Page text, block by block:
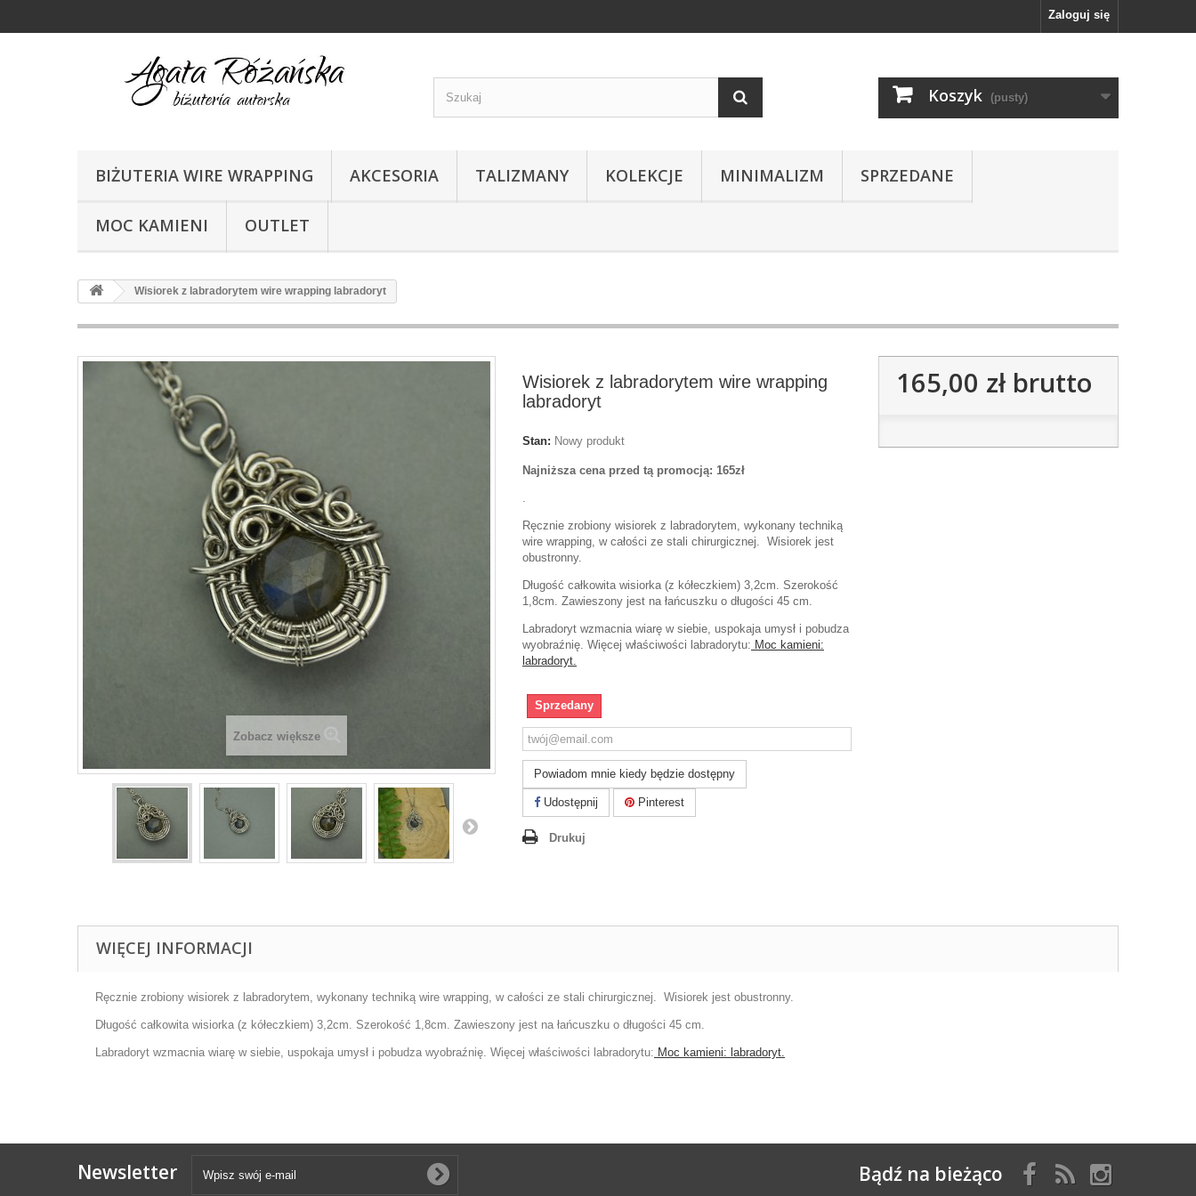
Zaloguj się
Koszyk (pusty)
BIŻUTERIA WIRE WRAPPING AKCESORIA TALIZMANY KOLEKCJE MINIMALIZM SPRZEDANE
MOC KAMIENI OUTLET
Wisiorek z labradorytem wire wrapping labradoryt
Zobacz większe
Wisiorek z labradorytem wire wrapping
labradoryt
Stan: Nowy produkt
Najniższa cena przed tą promocją: 165zł
Ręcznie zrobiony wisiorek z labradorytem, wykonany techniką
wire wrapping, w całości ze stali chirurgicznej. Wisiorek jest
obustronny.
Długość całkowita wisiorka (z kółeczkiem) 3,2cm. Szerokość
1,8cm. Zawieszony jest na łańcuszku o długości 45 cm.
Labradoryt wzmacnia wiarę w siebie, uspokaja umysł i pobudza
wyobraźnię. Więcej właściwości labradorytu: Moc kamieni:
labradoryt.
Sprzedany
Powiadom mnie kiedy będzie dostępny
Udostępnij Pinterest
Drukuj
165,00 złbrutto
WIĘCEJ INFORMACJI
Ręcznie zrobiony wisiorek z labradorytem, wykonany techniką wire wrapping, w całości ze stali chirurgicznej. Wisiorek jest obustronny.
Długość całkowita wisiorka (z kółeczkiem) 3,2cm. Szerokość 1,8cm. Zawieszony jest na łańcuszku o długości 45 cm.
Labradoryt wzmacnia wiarę w siebie, uspokaja umysł i pobudza wyobraźnię. Więcej właściwości labradorytu: Moc kamieni: labradoryt.
Newsletter Bądź na bieżąco